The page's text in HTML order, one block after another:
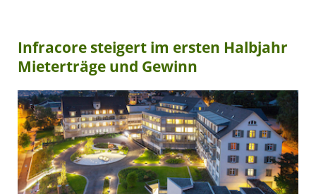
Infracore steigert im ersten Halbjahr
Mieterträge und Gewinn